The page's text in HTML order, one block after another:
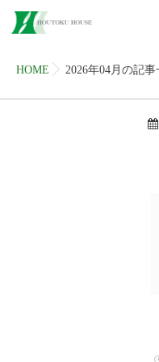
HOME 2026年04月の記事